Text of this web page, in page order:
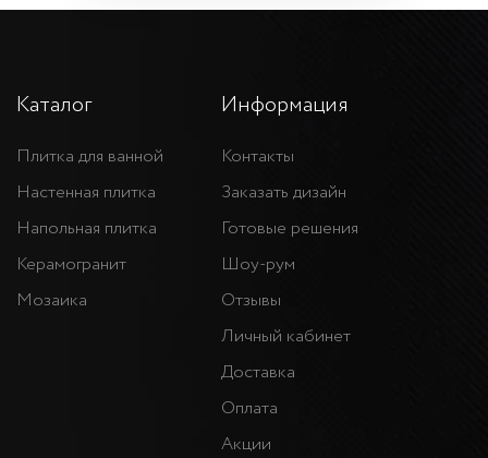
Каталог
Плитка для ванной
Настенная плитка
Напольная плитка
Керамогранит
Мозаика
Информация
Контакты
Заказать дизайн
Готовые решения
Шоу-рум
Отзывы
Личный кабинет
Доставка
Оплата
Акции